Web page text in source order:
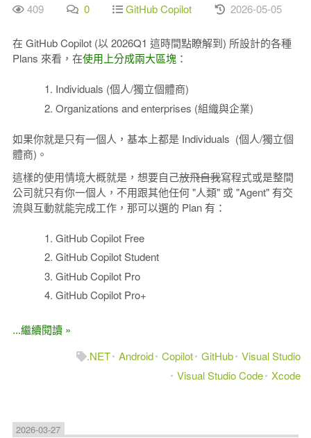
409 0 GitHub Copilot 2026-05-05
在 GitHub Copilot (以 2026Q1 這時間點瞭解到) 所設計的各種
Plans 來看，在使用上分成兩大區塊：
Individuals (個人/獨立個體商)
Organizations and enterprises (組織與企業)
如果你就是只有一個人，基本上都是 Individuals (個人/獨立個
體商)。
這樣的使用情境大概就是，想要自己放飛自我寫程式或是整間
公司就只有你一個人，不用跟其他任何 "人類" 或 "Agent" 有交
流與互動就能完成工作，那可以選的 Plan 有：
GitHub Copilot Free
GitHub Copilot Student
GitHub Copilot Pro
GitHub Copilot Pro+
...繼續閱讀 »
.NET Android Copilot GitHub Visual Studio
Visual Studio Code Xcode
2026-03-27